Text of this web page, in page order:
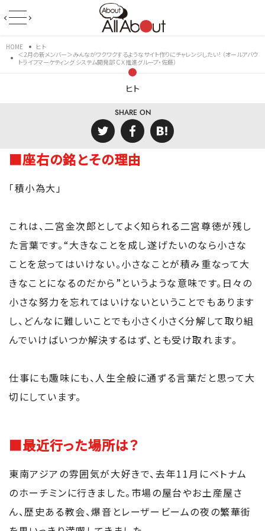
HOME
ヒト
＜2月の新メンバー＞みんながワクワクするようなサイト作りにチャレンジしたい！ （オールアバウ
トライフマーケティング システム開発部 ＣＸ推進グループ・佐藤）
ヒト
SHARE ON
■座右の銘とその理由
「積小為大」
これは、二宮金次郎としてよく知られる二宮尊徳が残し
た言葉です。“大きなことを成し遂げたいのなら小さな
ことを怠ってはいけない。小さなことが積み重なって大
きなことになるのだから”というような意味です。日々の
小さな努力を忘れてはいけないということでもあります
し、どんなに難しいことでも小さく小さく分解して取り組
んでいけばいつか解決するはず、とも受け取れます。
仕事にも趣味にも、人生全般に通ずる言葉だと思って大
切にしています。
■最近行った場所は？
東南アジアの雰囲気が大好きで、去年11月にベトナム
のホーチミンに行きました。市場の屋台やお土産屋さ
ん、歴史ある教会、爆音とレーザービームの夜の繁華街